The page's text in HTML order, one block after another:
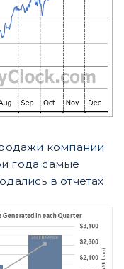
компании
года самые
в отчетах